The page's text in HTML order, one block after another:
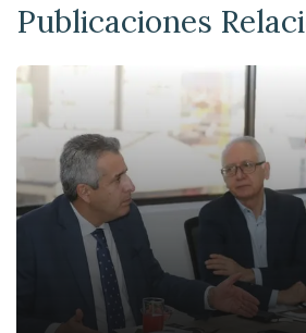
Publicaciones